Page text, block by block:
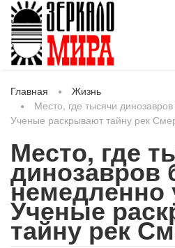
Главная
Жизнь
Место, где тысячи
Ученые раскрывают тайну рек
Место, где
динозавров
немедленно
Ученые
тайну рек